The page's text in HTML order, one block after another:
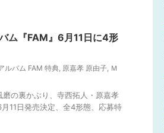
ム『FAM』6月11日に4形
ルバム FAM 特典, 原嘉孝 原由子, Ｍ
の裏かぶり、寺西拓人・原嘉孝
11日発売決定、全4形態、応募特